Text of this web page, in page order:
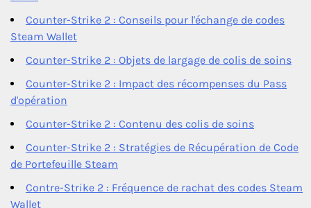
Counter-Strike 2 : Conseils pour l'échange de codes
Steam Wallet
Counter-Strike 2 : Objets de largage de colis de soins
Counter-Strike 2 : Impact des récompenses du Pass
d'opération
Counter-Strike 2 : Contenu des colis de soins
Counter-Strike 2 : Stratégies de Récupération de Code
de Portefeuille Steam
Contre-Strike 2 : Fréquence de rachat des codes Steam
Wallet